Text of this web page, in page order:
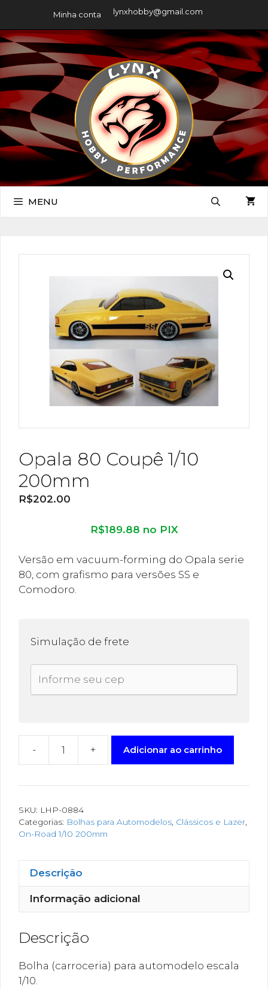
Minha conta lynxhobby@gmail.com
MENU
Opala 80 Coupê 1/10
200mm
R$202.00
R$189.88 no PIX
Versão em vacuum-forming do Opala serie
80, com grafismo para versões SS e
Comodoro.
Simulação de frete
- + Adicionar ao carrinho
SKU: LHP-0884
Categorias: Bolhas para Automodelos Clássicos e Lazer
On-Road 1/10 200mm
Descrição
Informação adicional
Descrição
Bolha (carroceria) para automodelo escala
1/10.